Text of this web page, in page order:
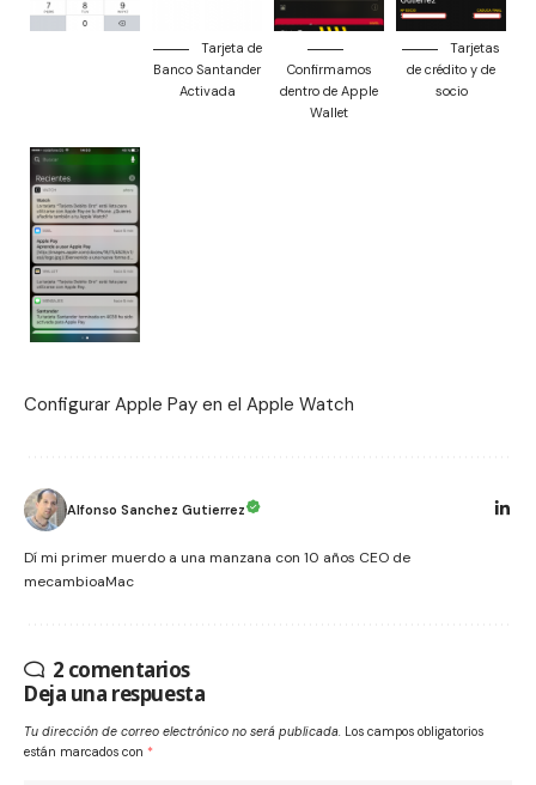
Tarjeta de
Banco Santander
Activada
Confirmamos
dentro de Apple
Wallet
Tarjetas
de crédito y de
socio
Configurar Apple Pay en el Apple Watch
Alfonso Sanchez Gutierrez
Dí mi primer muerdo a una manzana con 10 años CEO de
mecambioaMac
2 comentarios
Deja una respuesta
Tu dirección de correo electrónico no será publicada. Los campos obligatorios
están marcados con *